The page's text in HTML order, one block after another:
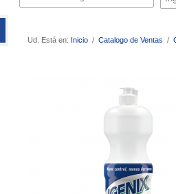
Ud. Está en: Inicio / Catalogo de Ventas /